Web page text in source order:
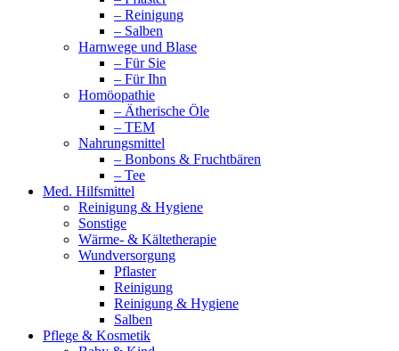
– Reinigung
– Salben
Harnwege und Blase
– Für Sie
– Für Ihn
Homöopathie
– Ätherische Öle
– TEM
Nahrungsmittel
– Bonbons & Fruchtbären
– Tee
Med. Hilfsmittel
Reinigung & Hygiene
Sonstige
Wärme- & Kältetherapie
Wundversorgung
Pflaster
Reinigung
Reinigung & Hygiene
Salben
Pflege & Kosmetik